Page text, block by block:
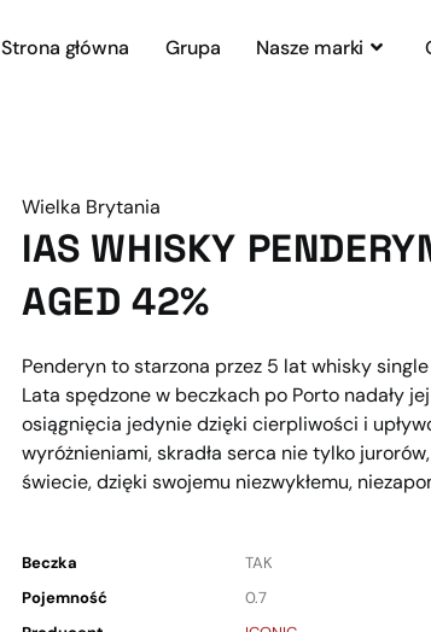
Strona główna Grupa Nasze marki
Wielka Brytania
IAS WHISKY
AGED 42%
Penderyn to starzona przez 5 lat whisky
Lata spędzone w beczkach po Porto nadały
osiągnięcia jedynie dzięki cierpliwości i
wyróżnieniami, skradła serca nie tylko
świecie, dzięki swojemu niezwykłemu,
Beczka
TAK
Pojemność
0.7